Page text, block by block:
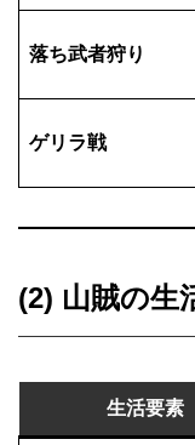
落ち武者狩り
ゲリラ戦
(2) 山賊の生
生活要素